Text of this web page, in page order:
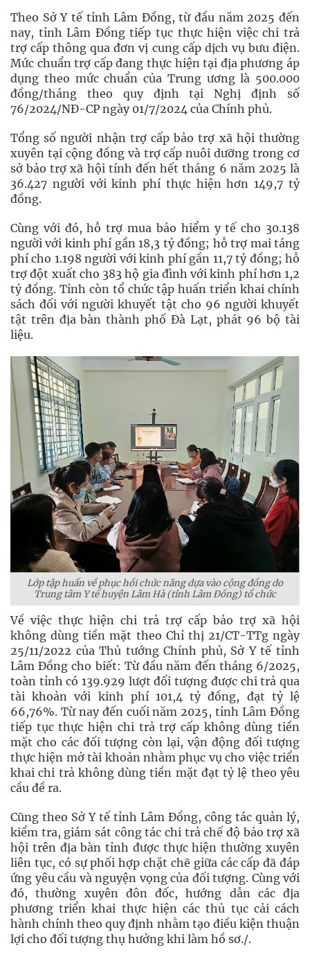
Theo Sở Y tế tỉnh Lâm Đồng, từ đầu năm 2025 đến
nay, tỉnh Lâm Đồng tiếp tục thực hiện việc chi trả
trợ cấp thông qua đơn vị cung cấp dịch vụ bưu điện.
Mức chuẩn trợ cấp đang thực hiện tại địa phương áp
dụng theo mức chuẩn của Trung ương là 500.000
đồng/tháng theo quy định tại Nghị định số
76/2024/NĐ-CP ngày 01/7/2024 của Chính phủ.
Tổng số người nhận trợ cấp bảo trợ xã hội thường
xuyên tại cộng đồng và trợ cấp nuôi dưỡng trong cơ
sở bảo trợ xã hội tính đến hết tháng 6 năm 2025 là
36.427 người với kinh phí thực hiện hơn 149,7 tỷ
đồng.
Cùng với đó, hỗ trợ mua bảo hiểm y tế cho 30.138
người với kinh phí gần 18,3 tỷ đồng; hỗ trợ mai táng
phí cho 1.198 người với kinh phí gần 11,7 tỷ đồng; hỗ
trợ đột xuất cho 383 hộ gia đình với kinh phí hơn 1,2
tỷ đồng. Tỉnh còn tổ chức tập huấn triển khai chính
sách đối với người khuyết tật cho 96 người khuyết
tật trên địa bàn thành phố Đà Lạt, phát 96 bộ tài
liệu.
Lớp tập huấn về phục hồi chức năng dựa vào cộng đồng do
Trung tâm Y tế huyện Lâm Hà (tỉnh Lâm Đồng) tổ chức
Về việc thực hiện chi trả trợ cấp bảo trợ xã hội
không dùng tiền mặt theo Chỉ thị 21/CT-TTg ngày
25/11/2022 của Thủ tướng Chính phủ, Sở Y tế tỉnh
Lâm Đồng cho biết: Từ đầu năm đến tháng 6/2025,
toàn tỉnh có 139.929 lượt đối tượng được chi trả qua
tài khoản với kinh phí 101,4 tỷ đồng, đạt tỷ lệ
66,76%. Từ nay đến cuối năm 2025, tỉnh Lâm Đồng
tiếp tục thực hiện chi trả trợ cấp không dùng tiền
mặt cho các đối tượng còn lại, vận động đối tượng
thực hiện mở tài khoản nhằm phục vụ cho việc triển
khai chi trả không dùng tiền mặt đạt tỷ lệ theo yêu
cầu đề ra.
Cũng theo Sở Y tế tỉnh Lâm Đồng, công tác quản lý,
kiểm tra, giám sát công tác chi trả chế độ bảo trợ xã
hội trên địa bàn tỉnh được thực hiện thường xuyên
liên tục, có sự phối hợp chặt chẽ giữa các cấp đã đáp
ứng yêu cầu và nguyện vọng của đối tượng. Cùng với
đó, thường xuyên đôn đốc, hướng dẫn các địa
phương triển khai thực hiện các thủ tục cải cách
hành chính theo quy định nhằm tạo điều kiện thuận
lợi cho đối tượng thụ hưởng khi làm hồ sơ./.